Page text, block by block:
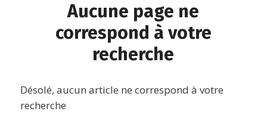
Aucune page ne
correspond à votre
recherche
Désolé, aucun article ne correspond à votre
recherche